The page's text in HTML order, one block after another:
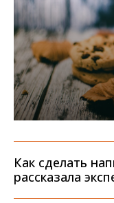
Как сделать
рассказала